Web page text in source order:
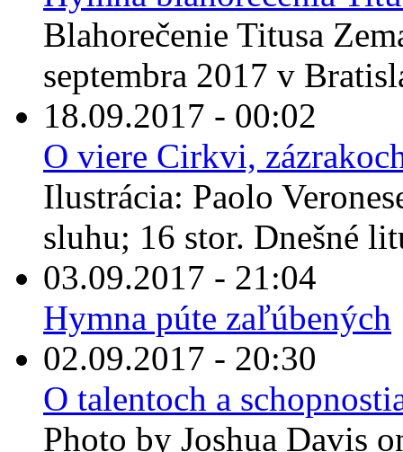
Blahorečenie Titusa
septembra 2017 v
18.09.2017 - 00:02
O viere Cirkvi,
Ilustrácia: Paolo
sluhu; 16 stor. Dnešné
03.09.2017 - 21:04
Hymna púte zaľúbených
02.09.2017 - 20:30
O talentoch a
Photo by Joshua Davis